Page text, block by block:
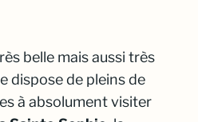
belle mais aussi très
dispose de pleins de
à absolument visiter